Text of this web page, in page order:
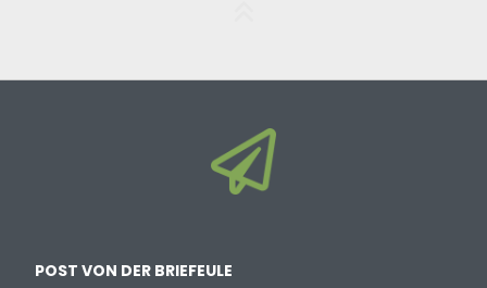
POST VON DER BRIEFEULE